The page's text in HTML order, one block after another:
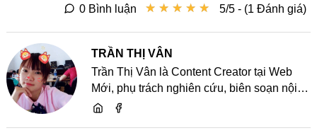
★ ★ ★ ★ ★
★ ★ ★ ★ ★ 5/5 - (1 Đánh giá)
0 Bình luận
TRẦN THỊ VÂN
Trần Thị Vân là Content Creator tại Web
Mới, phụ trách nghiên cứu, biên soạn nội
dung và chia sẻ kiến thức về website, SEO,